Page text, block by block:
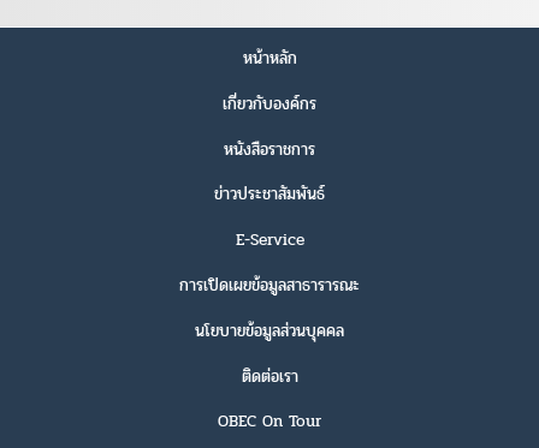
หน้าหลัก
เกี่ยวกับองค์กร
หนังสือราชการ
ข่าวประชาสัมพันธ์
E-Service
การเปิดเผยข้อมูลสาธารารณะ
นโยบายข้อมูลส่วนบุคคล
ติดต่อเรา
OBEC On Tour